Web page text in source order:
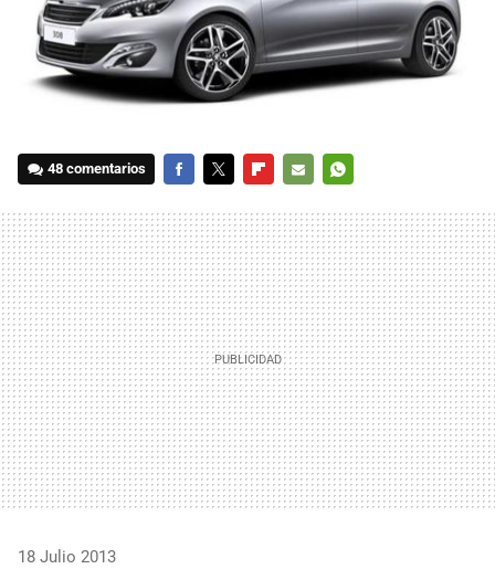
48 comentarios
MAIL
18 Julio 2013